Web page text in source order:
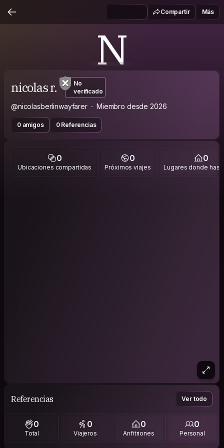
Compartir Más
N
nicolas r.
No
verificado
@nicolasberlinwayfarer Miembro desde 2026
0 amigos 0 Referencias
0
Ubicaciones compartidas
0
Próximos viajes
0
Lugares donde has
Referencias Ver todo
0
Total
0
Viajeros
0
Anfitriones
0
Personal